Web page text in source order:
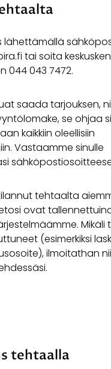
lähettämällä
tai soita keskusken
044 043 7472.
saada tarjouksen,
se ohjaa
kaikkiin oleellisiin
Vastaamme sinulle
tehtaalta
ovat
Mikäli
(esimerkiksi
ilmoitathan
tehtaalla